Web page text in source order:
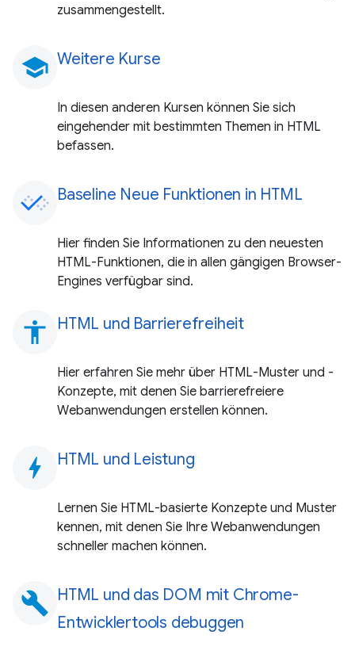
zusammengestellt.
school Weitere Kurse
In diesen anderen Kursen können Sie sich
eingehender mit bestimmten Themen in HTML
befassen.
Baseline Neue Funktionen in HTML
Hier finden Sie Informationen zu den neuesten
HTML-Funktionen, die in allen gängigen Browser-
Engines verfügbar sind.
accessibility HTML und Barrierefreiheit
Hier erfahren Sie mehr über HTML-Muster und -
Konzepte, mit denen Sie barrierefreiere
Webanwendungen erstellen können.
bolt HTML und Leistung
Lernen Sie HTML-basierte Konzepte und Muster
kennen, mit denen Sie Ihre Webanwendungen
schneller machen können.
build HTML und das DOM mit Chrome-
Entwicklertools debuggen